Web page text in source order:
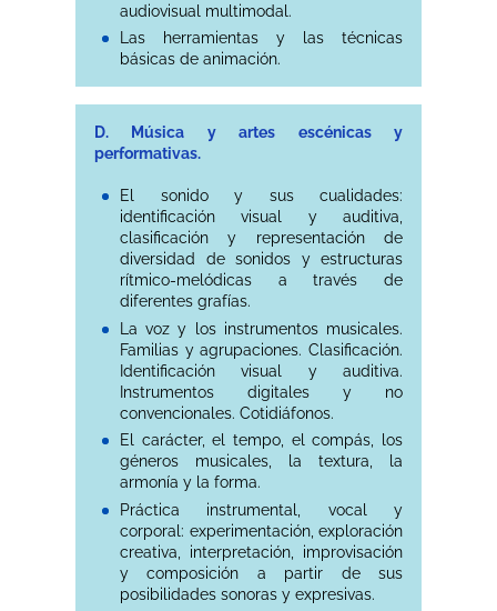
audiovisual multimodal.
Las herramientas y las técnicas
básicas de animación.
D. Música y artes escénicas y
performativas.
El sonido y sus cualidades:
identificación visual y auditiva,
clasificación y representación de
diversidad de sonidos y estructuras
rítmico-melódicas a través de
diferentes grafías.
La voz y los instrumentos musicales.
Familias y agrupaciones. Clasificación.
Identificación visual y auditiva.
Instrumentos digitales y no
convencionales. Cotidiáfonos.
El carácter, el tempo, el compás, los
géneros musicales, la textura, la
armonía y la forma.
Práctica instrumental, vocal y
corporal: experimentación, exploración
creativa, interpretación, improvisación
y composición a partir de sus
posibilidades sonoras y expresivas.